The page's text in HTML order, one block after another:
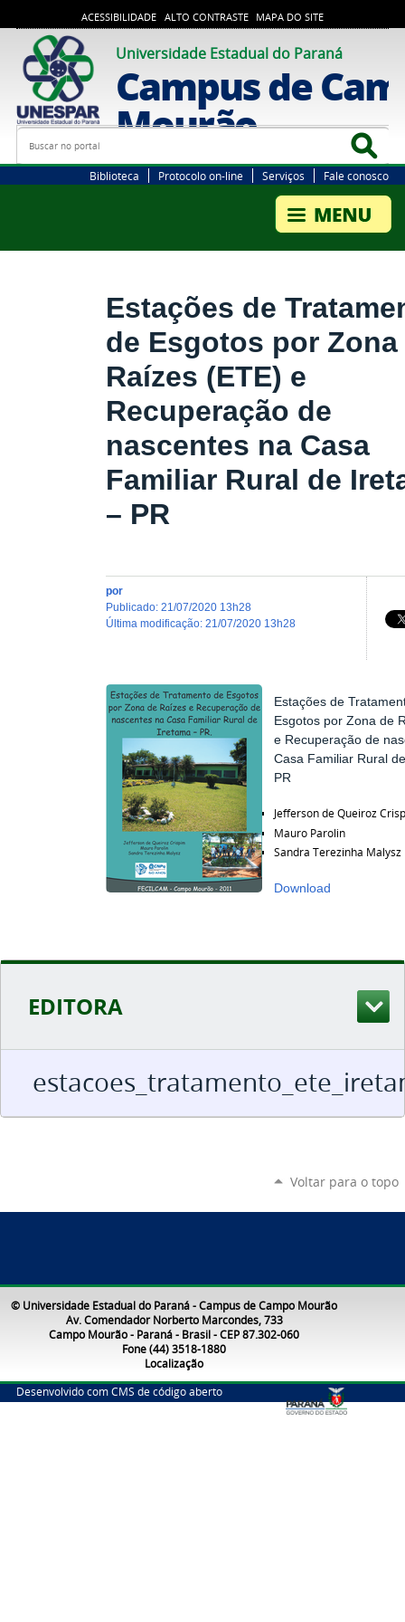
ACESSIBILIDADE ALTO CONTRASTE MAPA DO SITE
Universidade Estadual do Paraná
Campus de
Mourão
Busca
Biblioteca Protocolo on-line Serviços Fale conosco
Estações de
de Esgotos por Zona
Raízes (ETE) e
Recuperação de
nascentes na Casa
Familiar Rural de
– PR
por
publicado:21/07/2020 13h28
última modificação:21/07/2020 13h28
Estações de
Esgotos por Zona de
e Recuperação de
Casa Familiar Rural
PR
Jefferson de Queiroz
Mauro Parolin
Sandra Terezinha Malysz
Download
EDITORA
Voltar para o topo
© Universidade Estadual do Paraná - Campus de Campo Mourão
Av. Comendador Norberto Marcondes, 733
Campo Mourão - Paraná - Brasil - CEP 87.302-060
Fone (44) 3518-1880
Localização
Desenvolvido com CMS de código aberto